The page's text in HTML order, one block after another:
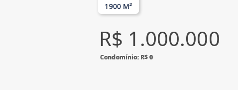
1900 M²
R$ 1.000.000
Condomínio: R$ 0